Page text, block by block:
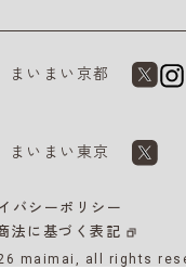
まいまい京都
まいまい東京
バシーポリシー
法に基づく表記
maimai, all rights